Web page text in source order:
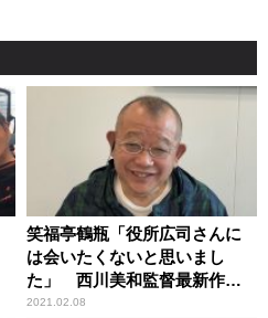
笑福亭鶴瓶「役所広司さんに
は会いたくないと思いまし
た」 西川美和監督最新作を
観て思わずつぶやく
2021.02.08